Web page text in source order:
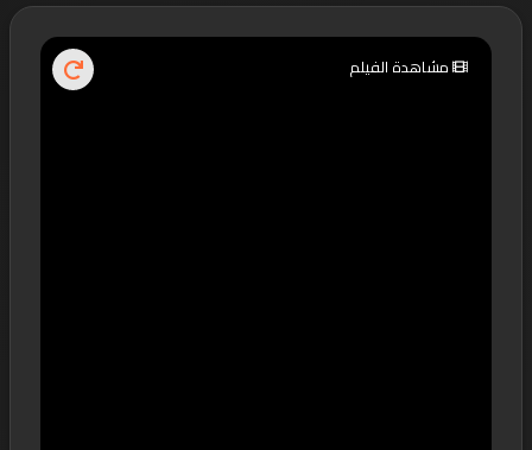
مشاهدة الفيلم